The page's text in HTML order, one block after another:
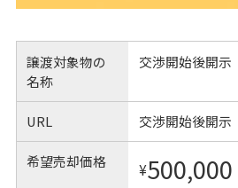
譲渡対象物の
名称
交渉開始後開示
URL 交渉開始後開示
希望売却価格 ¥500,000